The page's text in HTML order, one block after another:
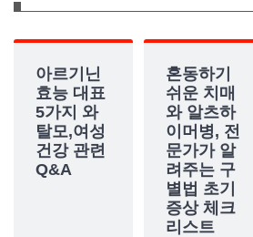
아르기닌
효능 대표
5가지 와
탈모,여성
건강 관련
Q&A
혼동하기
쉬운 치매
와 알츠하
이머병, 전
문가가 알
려주는 구
별법 초기
증상 체크
리스트